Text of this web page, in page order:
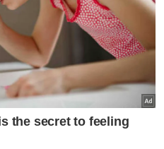
langsung MRCB jual
hektar di
pada RM419.05 juta
BNM